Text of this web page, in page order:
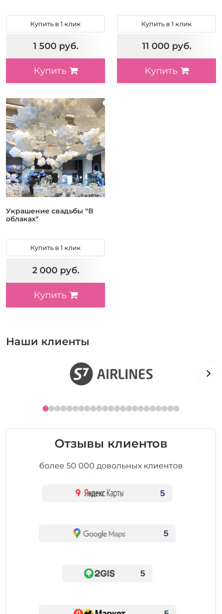
Купить в 1 клик
1 500 руб.
Купить
Купить в 1 клик
11 000 руб.
Купить
Украшение свадьбы "В
облаках"
Купить в 1 клик
2 000 руб.
Купить
Наши клиенты
Отзывы клиентов
более 50 000 довольных клиентов
5
5
5